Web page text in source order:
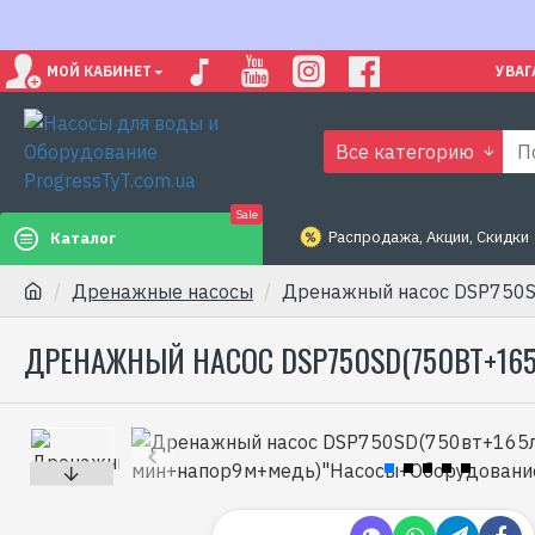
МОЙ КАБИНЕТ
Все категорию
Каталог
Sale
Распродажа, Акции, Скидки
Дренажные насосы Дренажный насос
ДРЕНАЖНЫЙ НАСОС